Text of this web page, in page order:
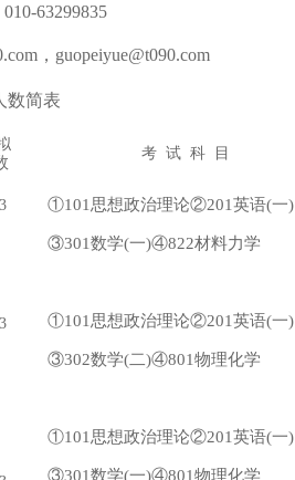
63299835
，guopeiyue@t090.com
数简表
考 试 科 目
3
3
①101思想政治理论②201英语(一)
③301数学(一)④822材料力学
①101思想政治理论②201英语(一)
③302数学(二)④801物理化学
①101思想政治理论②201英语(一)
③301数学(一)④801物理化学